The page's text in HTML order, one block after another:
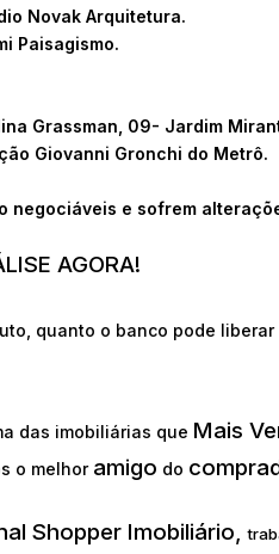
Novak Arquitetura.
Paisagismo.
Grassman, 09- Jardim
Giovanni Gronchi do Metrô.
negociáveis e sofrem
AGORA!
quanto o banco pode liberar
das imobiliárias que Mais
o melhor amigo do
Shopper Imobiliário,